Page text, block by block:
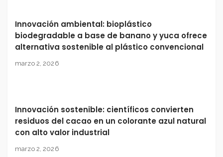
Innovación ambiental: bioplástico
biodegradable a base de banano y yuca ofrece
alternativa sostenible al plástico convencional
marzo 2, 2026
Innovación sostenible: científicos convierten
residuos del cacao en un colorante azul natural
con alto valor industrial
marzo 2, 2026